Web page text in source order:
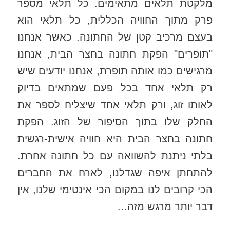
מלקטת תלאים מתאימים. כל תלאי מספר
פרק מתוך החוויה הכללית, כל תלאי הוא
בעצם מרכיב קטן של החתונה. כאשר אנחנו
"תופרים" הפקת חתונה בחצר הבית, אנחנו
מרגישים כמו אותה תופרת, אנחנו יודעים שיש
רק תלאי אחד בכל פעם שמתאים בדיוק
לאותו זוג, ורק תלאי אחד שיצליח לספר את
החלק שלו בתוך הסיפור של הזוג. הפקת
חתונה בחצר הבית היא חוויה אישית-רגשית
בלתי ניתנת להשוואה עם כל חתונה אחרת.
להתחתן איפה שגדלנו, לארח את החברים
הכי קרובים לנו במקום הכי אינטימי שלנו, אין
דבר יותר מרגש מזה…